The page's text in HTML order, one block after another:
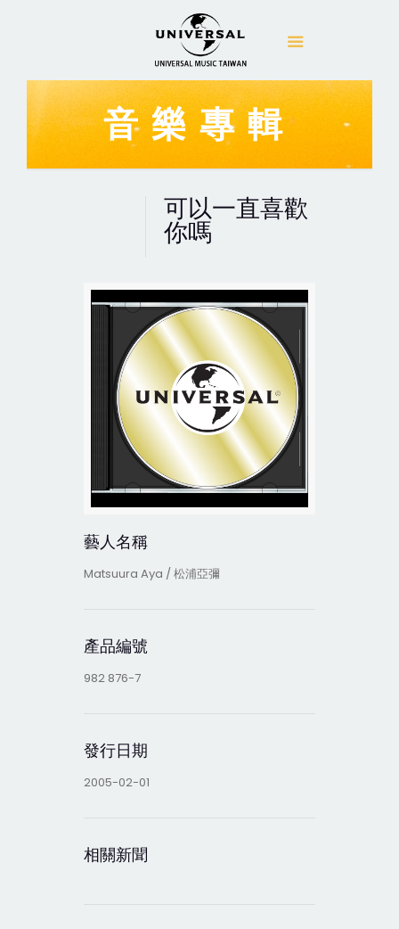
音樂專輯
可以一直喜歡
你嗎
藝人名稱
Matsuura Aya / 松浦亞彌
產品編號
982 876-7
發行日期
2005-02-01
相關新聞